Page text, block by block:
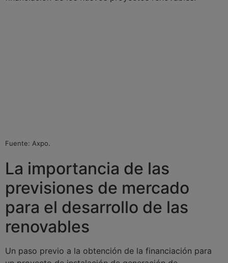
Fuente: Axpo.
La importancia de las
previsiones de mercado
para el desarrollo de las
renovables
Un paso previo a la obtención de la financiación para